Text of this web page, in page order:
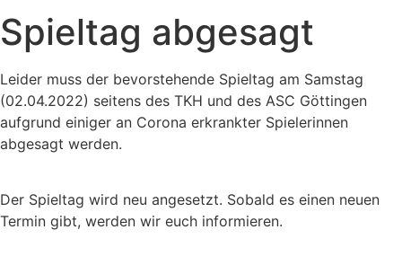
Spieltag abgesagt
Leider muss der bevorstehende Spieltag am Samstag
(02.04.2022) seitens des TKH und des ASC Göttingen
aufgrund einiger an Corona erkrankter Spielerinnen
abgesagt werden.
Der Spieltag wird neu angesetzt. Sobald es einen neuen
Termin gibt, werden wir euch informieren.